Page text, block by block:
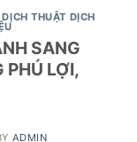
DỊCH THUẬT DỊCH
SANG
PHÚ LỢI,
ADMIN